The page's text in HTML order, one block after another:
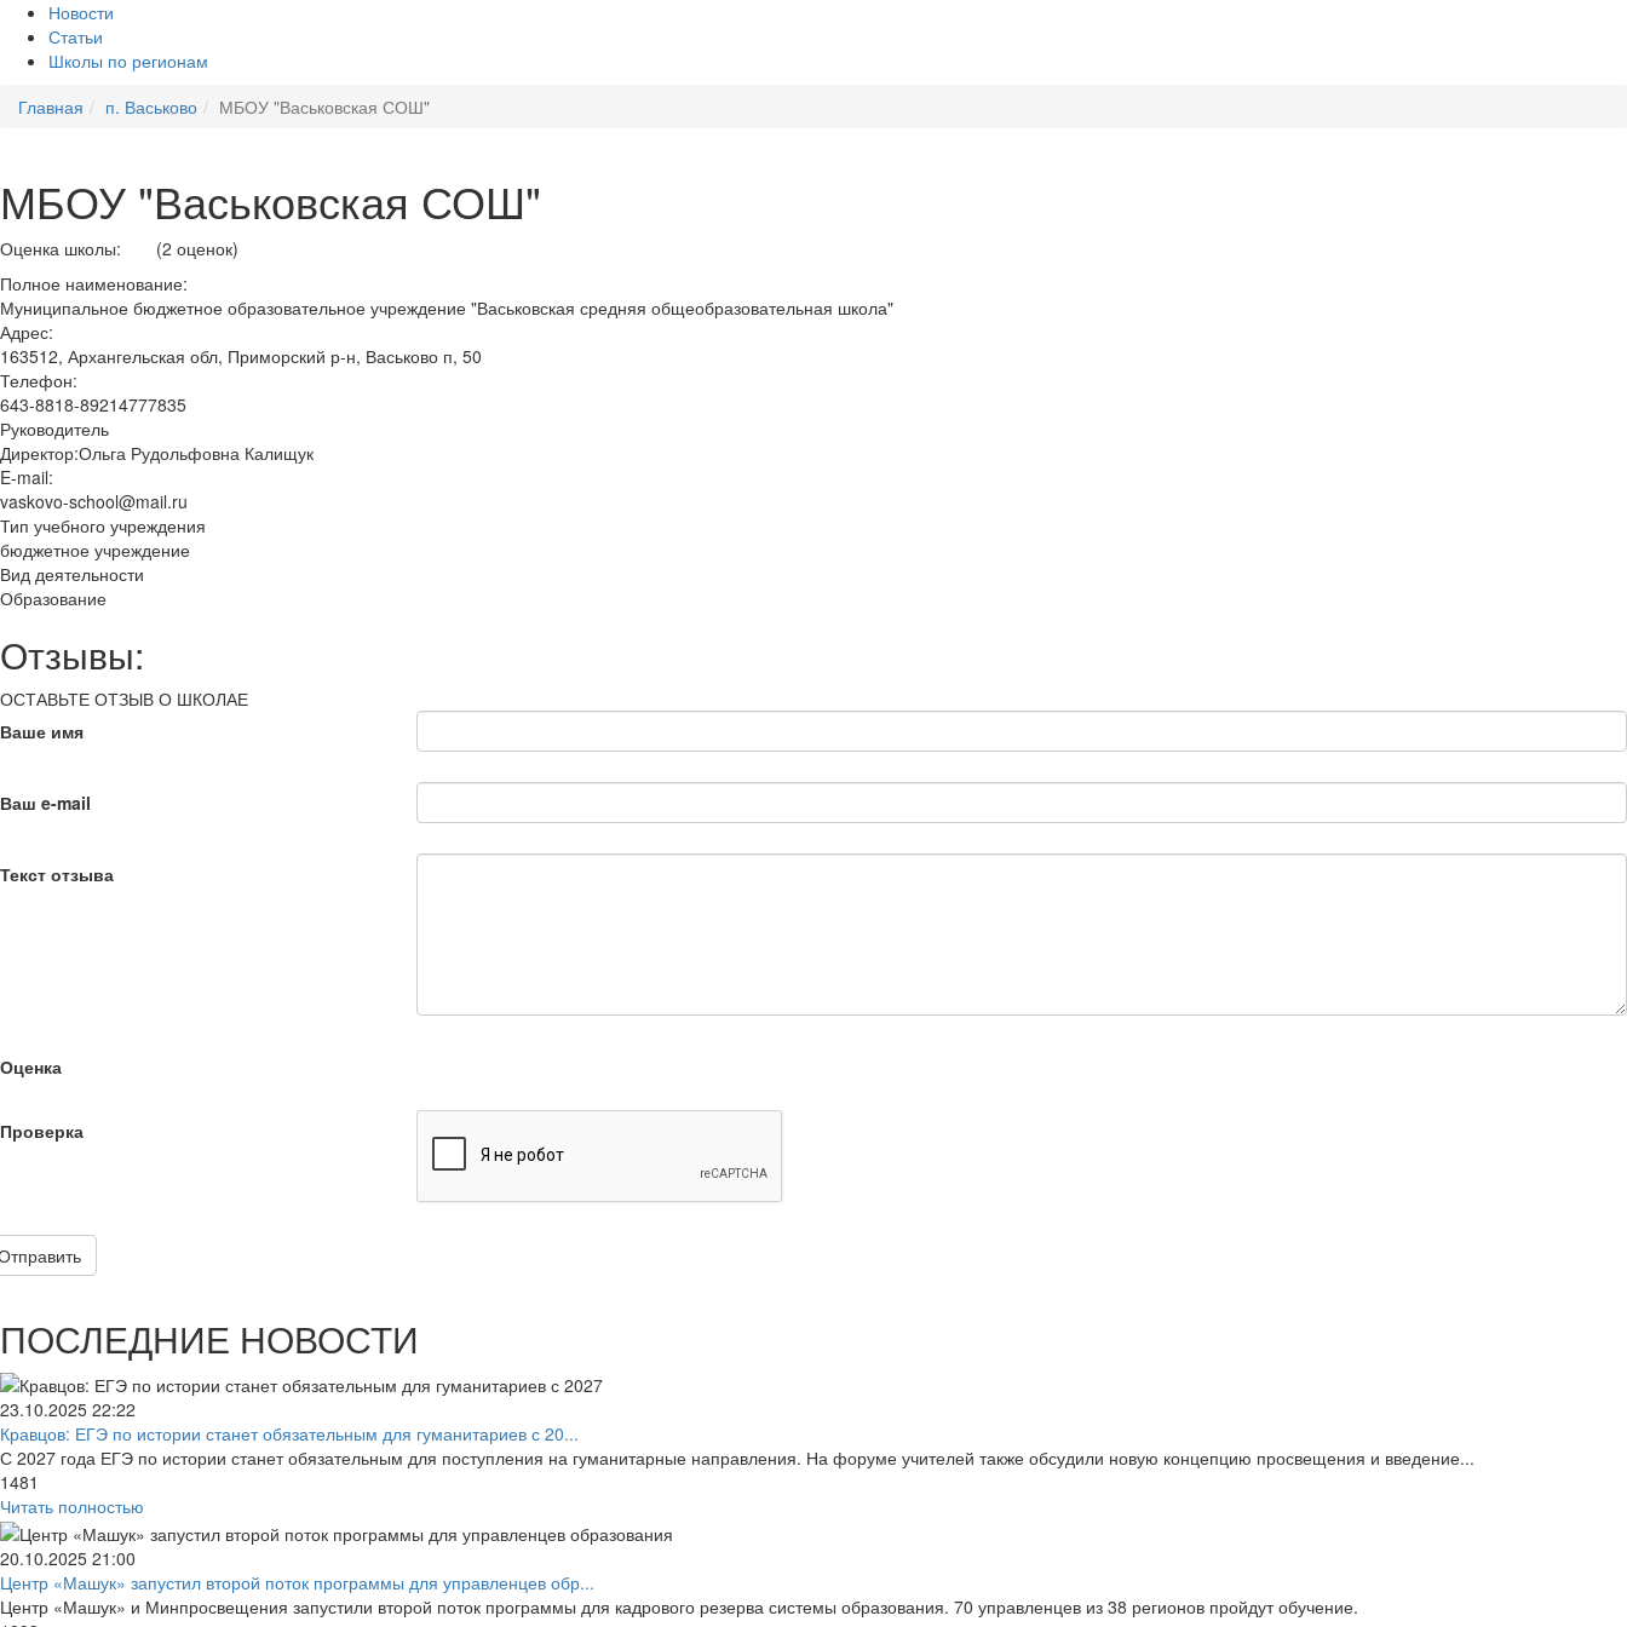
Новости
Статьи
Школы по регионам
Главная
п. Васьково МБОУ "Васьковская СОШ"
МБОУ "Васьковская СОШ"
Оценка школы:
(2 оценок)
Полное наименование:
Муниципальное бюджетное образовательное учреждение "Васьковская средняя общеобразовательная школа"
Адрес:
163512, Архангельская обл, Приморский р-н, Васьково п, 50
Телефон:
643-8818-89214777835
Руководитель
Директор:Ольга Рудольфовна Калищук
E-mail:
vaskovo-school@mail.ru
Тип учебного учреждения
бюджетное учреждение
Вид деятельности
Образование
Отзывы:
ОСТАВЬТЕ ОТЗЫВ О ШКОЛАЕ
Ваше имя
Ваш e-mail
Текст отзыва
Оценка
Проверка
ПОСЛЕДНИЕ НОВОСТИ
23.10.2025 22:22
Кравцов: ЕГЭ по истории станет обязательным для гуманитариев с 20...
С 2027 года ЕГЭ по истории станет обязательным для поступления на гуманитарные направления. На форуме учителей также обсудили новую концепцию просвещения и введение...
1481
Читать полностью
20.10.2025 21:00
Центр «Машук» запустил второй поток программы для управленцев обр...
Центр «Машук» и Минпросвещения запустили второй поток программы для кадрового резерва системы образования. 70 управленцев из 38 регионов пройдут обучение.